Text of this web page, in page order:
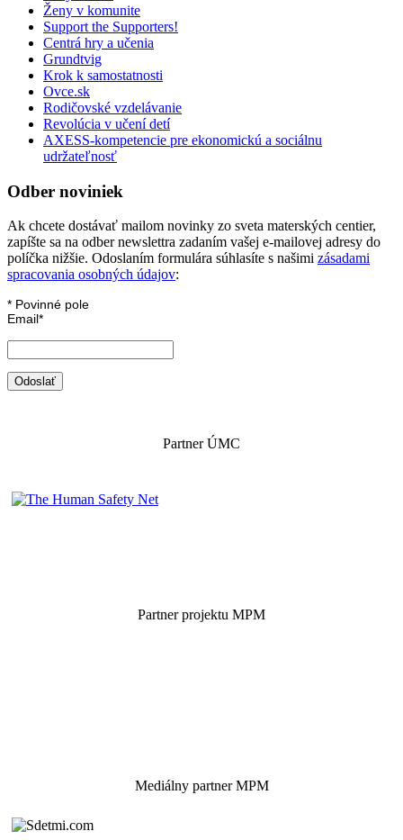
Ženy v komunite
Support the Supporters!
Centrá hry a učenia
Grundtvig
Krok k samostatnosti
Ovce.sk
Rodičovské vzdelávanie
Revolúcia v učení detí
AXESS-kompetencie pre ekonomickú a sociálnu
udržateľnosť
Odber noviniek
Ak chcete dostávať mailom novinky zo sveta materských centier,
zapíšte sa na odber newslettra zadaním vašej e-mailovej adresy do
políčka nižšie. Odoslaním formulára súhlasíte s našimi zásadami
spracovania osobných údajov:
* Povinné pole
Email*
Partner ÚMC
Partner projektu MPM
Mediálny partner MPM